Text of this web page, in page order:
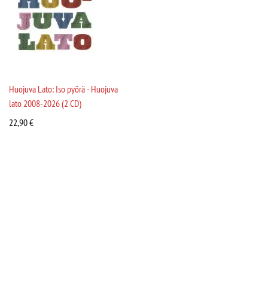
Huojuva Lato: Iso pyörä - Huojuva
lato 2008-2026 (2 CD)
22,90€